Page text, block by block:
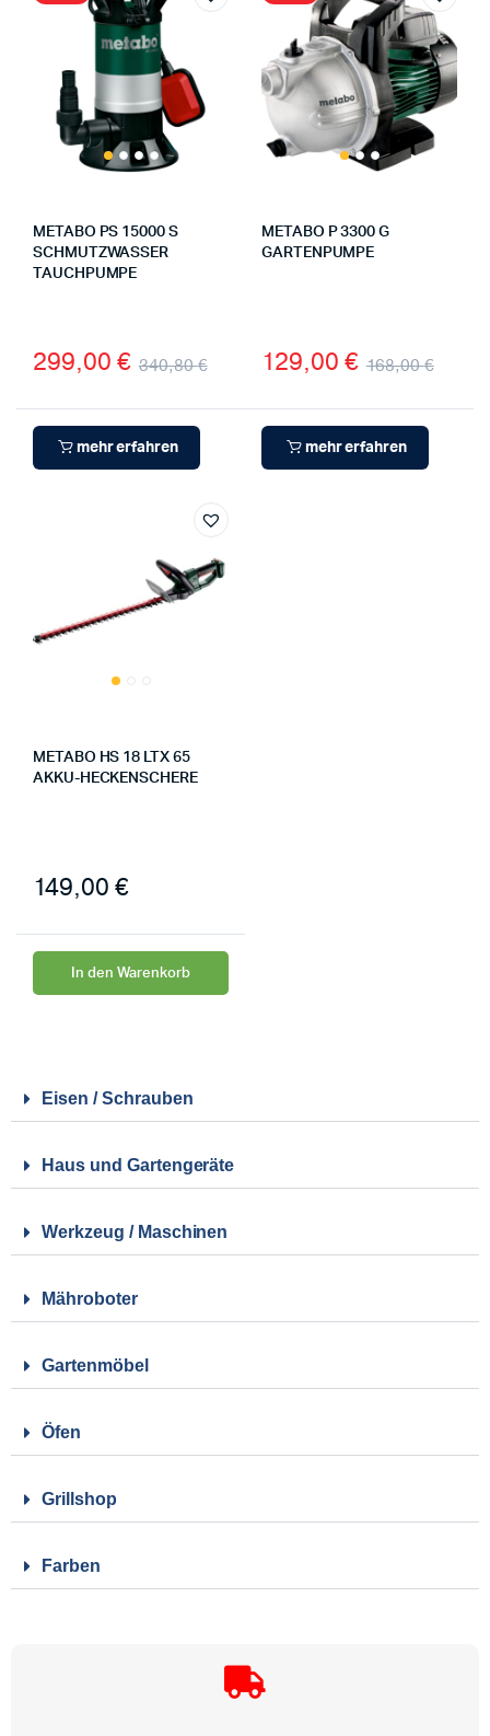
METABO PS 15000 S
SCHMUTZWASSER
TAUCHPUMPE
340,80€
299,00 €
mehr erfahren
METABO P 3300 G
GARTENPUMPE
168,00€
129,00 €
mehr erfahren
METABO HS 18 LTX 65
AKKU-HECKENSCHERE
149,00 €
In den Warenkorb
Eisen / Schrauben
Haus und Gartengeräte
Werkzeug / Maschinen
Mähroboter
Gartenmöbel
Öfen
Grillshop
Farben